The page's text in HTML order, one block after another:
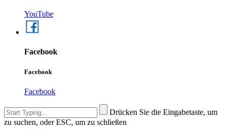
YouTube
Facebook
Facebook
Facebook
Drücken Sie die Eingabetaste, um
zu suchen, oder ESC, um zu schließen